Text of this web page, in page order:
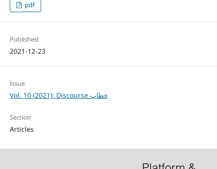
pdf
Published
2021-12-23
Issue
Vol. 10 (2021): Discourse خطاب
Section
Articles